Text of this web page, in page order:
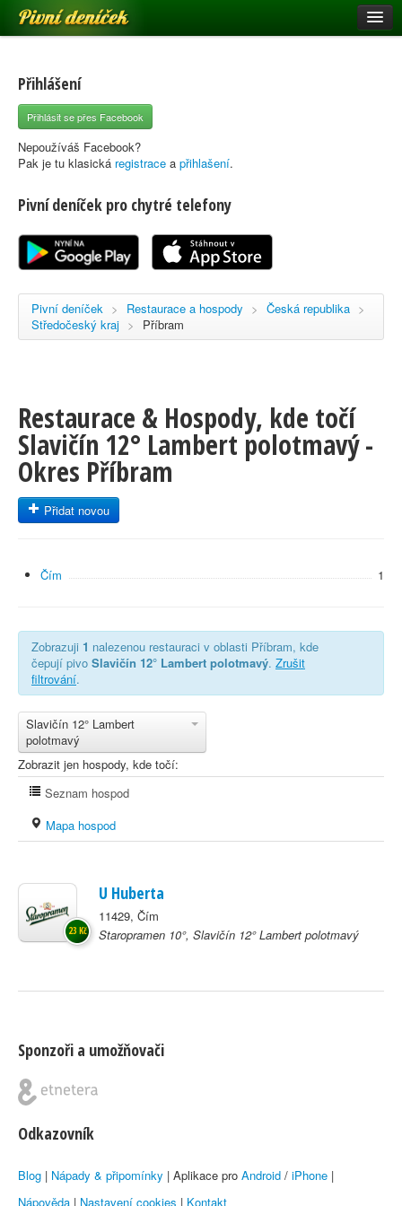
Pivní deníček
Pivní mapa
Pivní značky
Nápověda
Registrace
Přihlášení
Přihlásit se přes Facebook
Nepoužíváš Facebook?
Pak je tu klasická registrace a přihlašení.
Pivní deníček pro chytré telefony
Pivní deníček > Restaurace a hospody > Česká republika >
Středočeský kraj > Příbram
Restaurace & Hospody, kde točí
Slavičín 12° Lambert polotmavý -
Okres Příbram
Přidat novou
Čím 1
Zobrazuji 1 nalezenou restauraci v oblasti Příbram, kde
čepují pivo Slavičín 12° Lambert polotmavý. Zrušit
filtrování.
Slavičín 12° Lambert
polotmavý
Zobrazit jen hospody, kde točí:
Seznam hospod
Mapa hospod
U Huberta
11429, Čím
Staropramen 10°, Slavičín 12° Lambert polotmavý
23 Kč
Sponzoři a umožňovači
Odkazovník
Blog | Nápady & připomínky | Aplikace pro Android / iPhone |
Nápověda | Nastavení cookies | Kontakt